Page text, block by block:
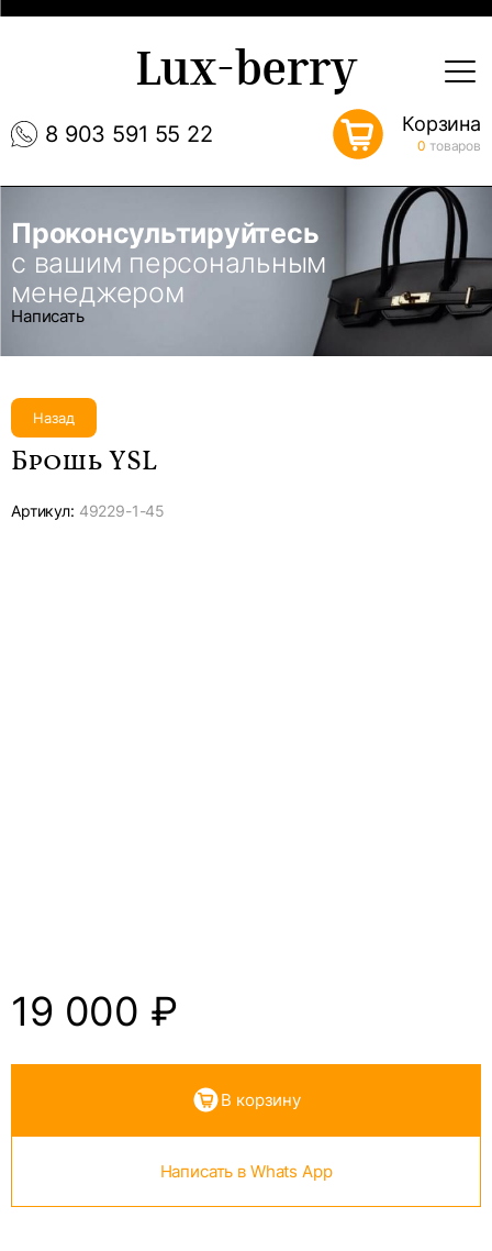
8 903 591 55 22
Lux-berry
Корзина
0 товаров
Проконсультируйтесь
с вашим персональным
менеджером
Написать
Назад
Брошь YSL
Артикул: 49229-1-45
19 000 ₽
В корзину
Написать в Whats App